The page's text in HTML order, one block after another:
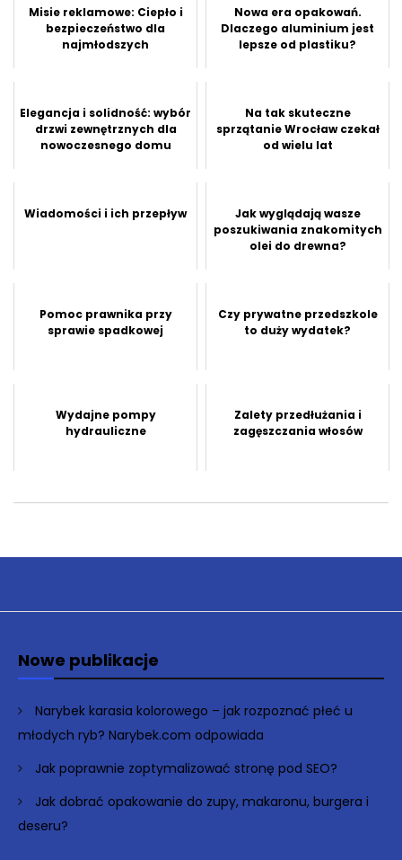
Misie reklamowe: Ciepło i
bezpieczeństwo dla
najmłodszych
Nowa era opakowań.
Dlaczego aluminium jest
lepsze od plastiku?
Elegancja i solidność: wybór
drzwi zewnętrznych dla
nowoczesnego domu
Na tak skuteczne
sprzątanie Wrocław czekał
od wielu lat
Wiadomości i ich przepływ
Jak wyglądają wasze
poszukiwania znakomitych
olei do drewna?
Pomoc prawnika przy
sprawie spadkowej
Czy prywatne przedszkole
to duży wydatek?
Wydajne pompy
hydrauliczne
Zalety przedłużania i
zagęszczania włosów
Nowe publikacje
Narybek karasia kolorowego – jak rozpoznać płeć u
młodych ryb? Narybek.com odpowiada
Jak poprawnie zoptymalizować stronę pod SEO?
Jak dobrać opakowanie do zupy, makaronu, burgera i
deseru?